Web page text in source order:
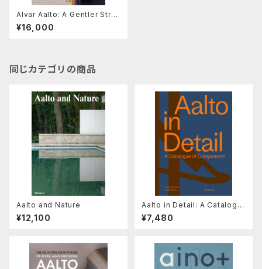
Alvar Aalto: A Gentler Struc
ture for Life
¥16,000
同じカテゴリの商品
Aalto and Nature
¥12,100
Aalto in Detail: A Catalogu
e of Components
¥7,480